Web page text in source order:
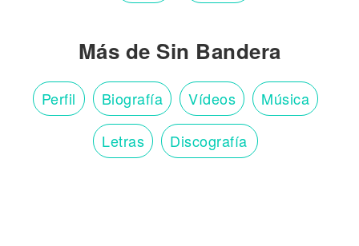
Más de Sin Bandera
Perfil Biografía Vídeos Música
Letras Discografía